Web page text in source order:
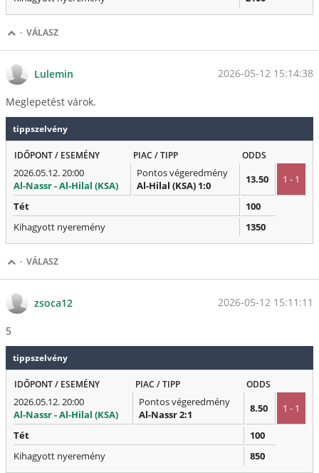
· VÁLASZ
Lulemin 2026-05-12 15:14:38
Meglepetést várok.
tippszelvény
IDŐPONT / ESEMÉNY PIAC / TIPP ODDS
2026.05.12. 20:00
Al-Nassr - Al-Hilal (KSA)
Pontos végeredmény
Al-Hilal (KSA) 1:0
13.50 1 - 1
Tét
100
Kihagyott nyeremény
1350
· VÁLASZ
zsoca12 2026-05-12 15:11:11
5
tippszelvény
IDŐPONT / ESEMÉNY PIAC / TIPP ODDS
2026.05.12. 20:00
Al-Nassr - Al-Hilal (KSA)
Pontos végeredmény
Al-Nassr 2:1
8.50 1 - 1
Tét
100
Kihagyott nyeremény
850